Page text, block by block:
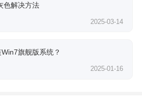
色解决方法
2025-03-14
旗舰版系统？
2025-01-16